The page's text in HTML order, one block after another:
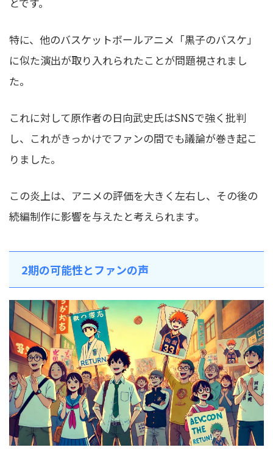
特に、他のバスケットボールアニメ「黒子のバスケ」
に似た演出が取り入れられたことが問題視されまし
た。
これに対して原作者の日向武史氏はSNSで強く批判
し、これがきっかけでファンの間でも議論が巻き起こ
りました。
この炎上は、アニメの評価を大きく左右し、その後の
続編制作に影響を与えたと考えられます。
2期の可能性とファンの声